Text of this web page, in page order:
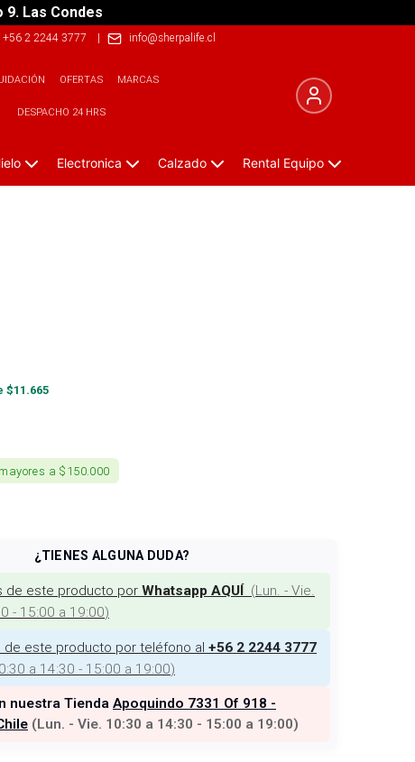
9. Las Condes
+56 2 2244 3777 | info@sherpalife.cl
OFERTAS MARCAS
DESPACHO 24 HRS
Electronica Calzado Rental Equipo
$11.665
a $150.000
¿TIENES ALGUNA DUDA?
de este producto por Whatsapp AQUÍ (Lun. - Vie.
- 15:00 a 19:00)
de este producto por teléfono al +56 2 2244 3777
a 14:30 - 15:00 a 19:00)
nuestra Tienda Apoquindo 7331 Of 918 -
(Lun. - Vie. 10:30 a 14:30 - 15:00 a 19:00)